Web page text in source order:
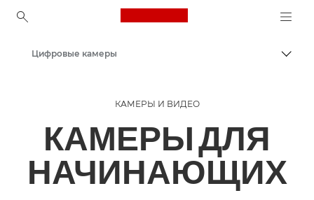
Canon Logo, back to
Цифровые камеры
КАМЕРЫ И ВИДЕО
КАМЕРЫ ДЛЯ
НАЧИНАЮЩИХ